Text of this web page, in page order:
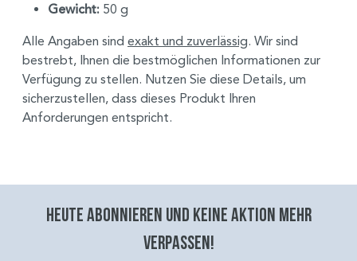
Gewicht: 50 g
Alle Angaben sind exakt und zuverlässig. Wir sind
bestrebt, Ihnen die bestmöglichen Informationen zur
Verfügung zu stellen. Nutzen Sie diese Details, um
sicherzustellen, dass dieses Produkt Ihren
Anforderungen entspricht.
Heute abonnieren und keine aktion mehr
verpassen!